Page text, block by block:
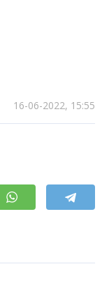
16-06-2022, 15:55